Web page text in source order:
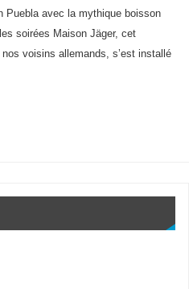
Puebla avec la mythique boisson
soirées Maison Jäger, cet
voisins allemands, s’est installé